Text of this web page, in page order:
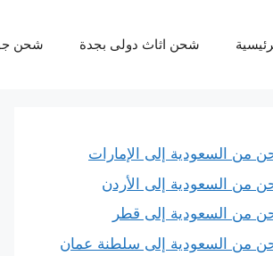
شحن اثاث دولى بجدة شحن
من السعودية إلى الإمارات
من السعودية إلى الأردن
من السعودية إلى قطر
من السعودية إلى سلطنة عمان